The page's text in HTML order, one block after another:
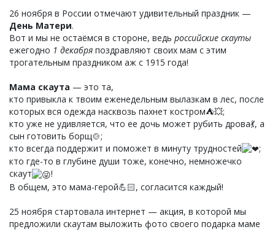
26 ноября в России отмечают удивительный праздник —
День Матери.
Вот и мы не остаёмся в стороне, ведь российские скауты
ежегодно 1 декабря поздравляют своих мам с этим
трогательным праздником аж с 1915 года!
Мама скаута — это та,
кто привыкла к твоим еженедельным вылазкам в лес, после
которых вся одежда насквозь пахнет костром⛺💥;
кто уже не удивляется, что ее дочь может рубить дрова💃, а
сын готовить борщ🍲;
кто всегда поддержит и поможет в минуту трудностей
;
кто где-то в глубине души тоже, конечно, немножечко
скаут
!
В общем, это мама-герой💪🏻, согласится каждый!
25 ноября стартовала интернет — акция, в которой мы
предложили скаутам выложить фото своего подарка маме